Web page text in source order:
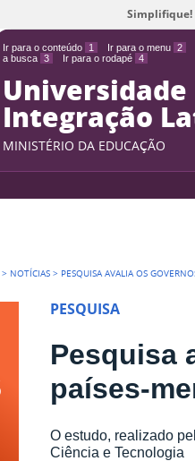
Ir para o conteúdo 1 Ir para o menu 2
a busca 3 Ir para o rodapé 4
Simplifique!
Universidade
Integração
MINISTÉRIO DA EDUCAÇÃO
> NOTÍCIAS > PESQUISA AVALIA OS
PESQUISA
Pesquisa
países-
O estudo, realizado
Ciência e Tecnologia